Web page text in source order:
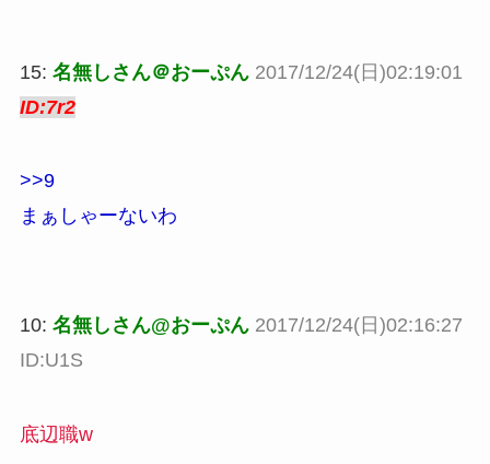
15: 名無しさん＠おーぷん 2017/12/24(日)02:19:01
ID:7r2
>>9
まぁしゃーないわ
10: 名無しさん@おーぷん 2017/12/24(日)02:16:27
ID:U1S
底辺職w